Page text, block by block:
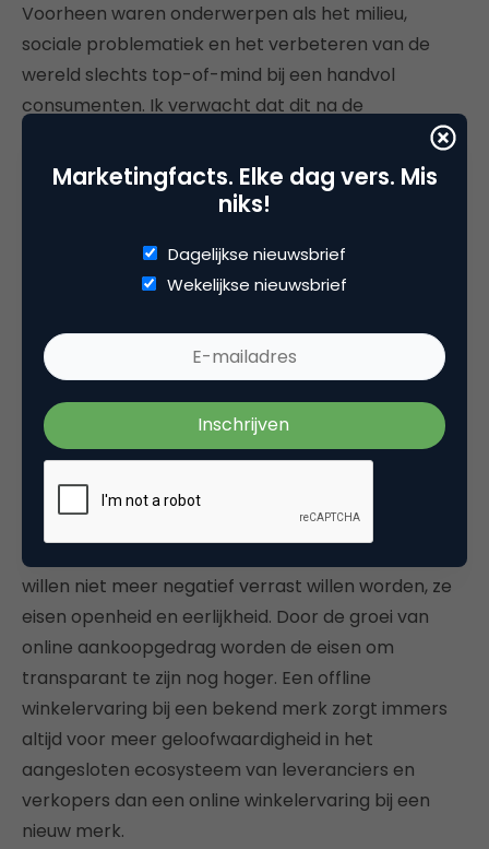
Voorheen waren onderwerpen als het milieu,
sociale problematiek en het verbeteren van de
wereld slechts top-of-mind bij een handvol
consumenten. Ik verwacht dat dit na de
meerderheid zal inzien wat het belang is van een
gezonde wereld. We komen terecht in een tijdperk
duurzaamheidsonderwerpen niet langer bijzaak zijn,
maar aan de basis liggen van
de oorsprong van producten en diensten, de
milieu-impact van organisaties. Ze willen weten
waar merken voor staan en hoe ze bijdragen aan
de samenleving.
Fantastische reclame, geweldige producten en
lage prijzen zullen niet langer de voornaamste
triggers zijn om merkvoorkeur te creëren. Klanten
willen niet meer negatief verrast willen worden, ze
eisen openheid en eerlijkheid. Door de groei van
online aankoopgedrag worden de eisen om
transparant te zijn nog hoger. Een offline
winkelervaring bij een bekend merk zorgt immers
altijd voor meer geloofwaardigheid in het
aangesloten ecosysteem van leveranciers en
verkopers dan een online winkelervaring bij een
nieuw merk.
Marketingfacts. Elke dag vers. Mis
niks!
Dagelijkse nieuwsbrief
Wekelijkse nieuwsbrief